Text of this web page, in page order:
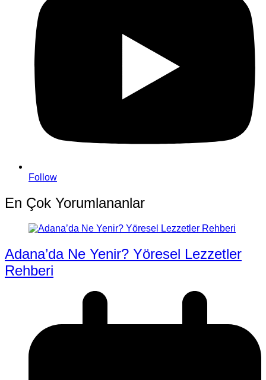
Follow
En Çok Yorumlananlar
Adana’da Ne Yenir? Yöresel Lezzetler
Rehberi